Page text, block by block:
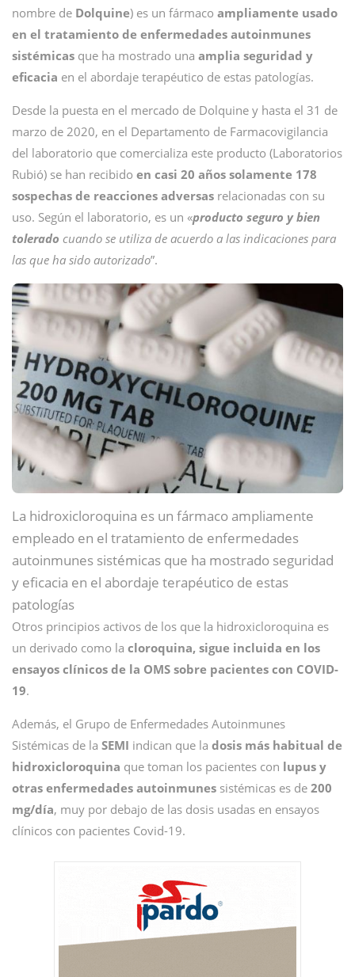
nombre de Dolquine) es un fármaco ampliamente usado
en el tratamiento de enfermedades autoinmunes
sistémicas que ha mostrado una amplia seguridad y
eficacia en el abordaje terapéutico de estas patologías.
Desde la puesta en el mercado de Dolquine y hasta el 31 de
marzo de 2020, en el Departamento de Farmacovigilancia
del laboratorio que comercializa este producto (Laboratorios
Rubió) se han recibido en casi 20 años solamente 178
sospechas de reacciones adversas relacionadas con su
uso. Según el laboratorio, es un «producto seguro y bien
tolerado cuando se utiliza de acuerdo a las indicaciones para
las que ha sido autorizado”.
La hidroxicloroquina es un fármaco ampliamente
empleado en el tratamiento de enfermedades
autoinmunes sistémicas que ha mostrado seguridad
y eficacia en el abordaje terapéutico de estas
patologías
Otros principios activos de los que la hidroxicloroquina es
un derivado como la cloroquina, sigue incluida en los
ensayos clínicos de la OMS sobre pacientes con COVID-
19.
Además, el Grupo de Enfermedades Autoinmunes
Sistémicas de la SEMI indican que la dosis más habitual de
hidroxicloroquina que toman los pacientes con lupus y
otras enfermedades autoinmunes sistémicas es de 200
mg/día, muy por debajo de las dosis usadas en ensayos
clínicos con pacientes Covid-19.